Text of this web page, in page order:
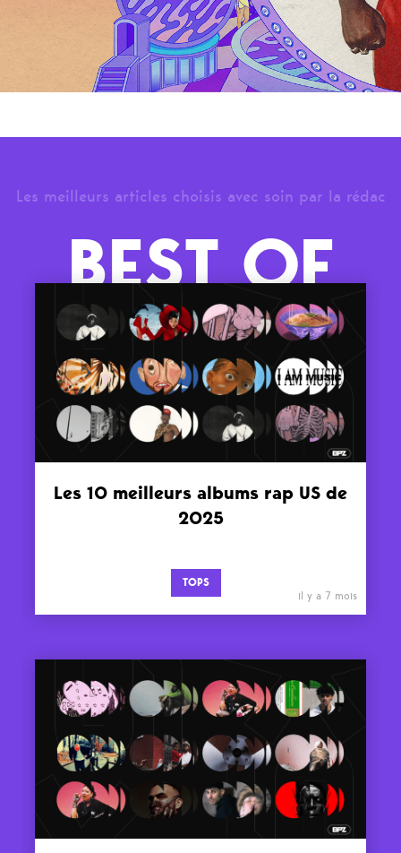
Les meilleurs articles choisis avec soin par la rédac
BEST OF
Les 10 meilleurs albums rap US de
2025
TOPS
il y a 7 mois